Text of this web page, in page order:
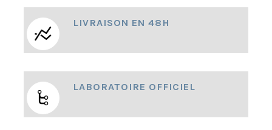
LIVRAISON EN 48H
LABORATOIRE OFFICIEL